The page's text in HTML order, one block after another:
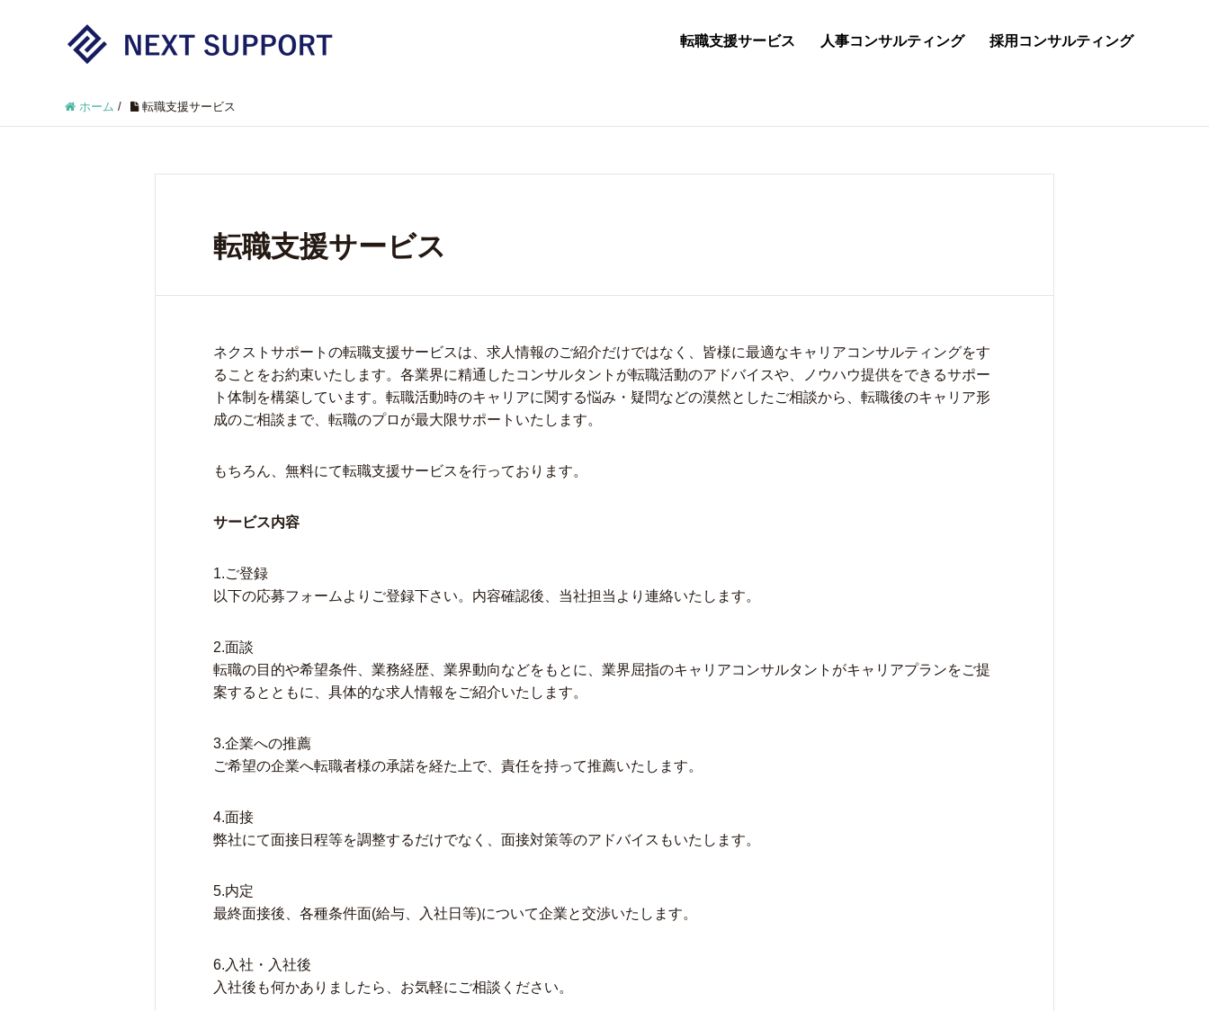
転職支援サービス 人事コンサルティング 採用コンサルティング
ホーム / 転職支援サービス
転職支援サービス
ネクストサポートの転職支援サービスは、求人情報のご紹介だけではなく、皆様に最適なキャリアコンサルティングをす
ることをお約束いたします。各業界に精通したコンサルタントが転職活動のアドバイスや、ノウハウ提供をできるサポー
ト体制を構築しています。転職活動時のキャリアに関する悩み・疑問などの漠然としたご相談から、転職後のキャリア形
成のご相談まで、転職のプロが最大限サポートいたします。
もちろん、無料にて転職支援サービスを行っております。
サービス内容
1.ご登録
以下の応募フォームよりご登録下さい。内容確認後、当社担当より連絡いたします。
2.面談
転職の目的や希望条件、業務経歴、業界動向などをもとに、業界屈指のキャリアコンサルタントがキャリアプランをご提
案するとともに、具体的な求人情報をご紹介いたします。
3.企業への推薦
ご希望の企業へ転職者様の承諾を経た上で、責任を持って推薦いたします。
4.面接
弊社にて面接日程等を調整するだけでなく、面接対策等のアドバイスもいたします。
5.内定
最終面接後、各種条件面(給与、入社日等)について企業と交渉いたします。
6.入社・入社後
入社後も何かありましたら、お気軽にご相談ください。